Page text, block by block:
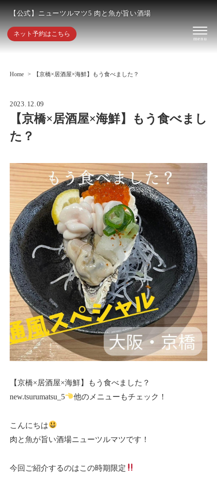
【公式】ニューツルマツ5 肉と魚が旨い酒場
ネット予約はこちら
Home 【京橋×居酒屋×海鮮】もう食べました？
2023.12.09
【京橋×居酒屋×海鮮】もう食べまし
た？
【京橋×居酒屋×海鮮】もう食べました？
new.tsurumatsu_5
他のメニューもチェック！
こんにちは
肉と魚が旨い酒場ニューツルマツです！
今回ご紹介するのはこの時期限定